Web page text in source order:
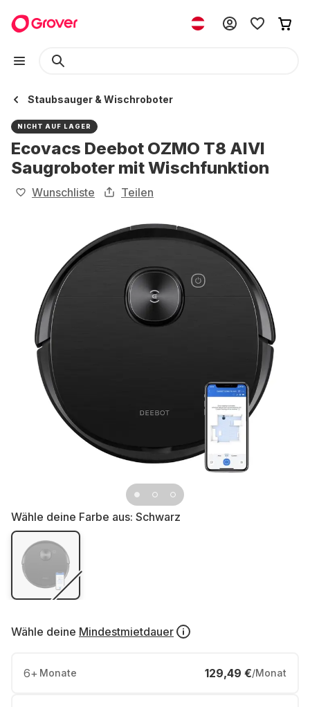
Staubsauger & Wischroboter
NICHT AUF LAGER
Ecovacs Deebot OZMO T8 AIVI
Saugroboter mit Wischfunktion
Wunschliste Teilen
Wähle deine Farbe aus: Schwarz
Wähle deine Mindestmietdauer
6+ Monate 129,49 €/Monat